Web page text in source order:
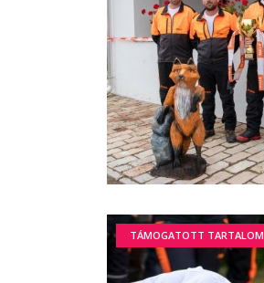
TÁMOGATOTT TARTALOM